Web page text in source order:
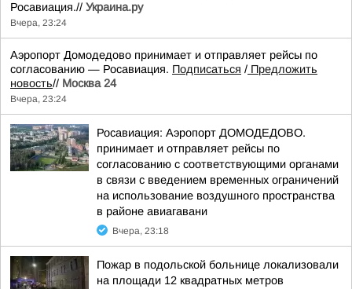
Росавиация.// Украина.ру
Вчера, 23:24
Аэропорт Домодедово принимает и отправляет рейсы по
согласованию — Росавиация. Подписаться / Предложить
новость// Москва 24
Вчера, 23:24
Росавиация: Аэропорт ДОМОДЕДОВО.
принимает и отправляет рейсы по
согласованию с соответствующими органами
в связи с введением временных ограничений
на использование воздушного пространства
в районе авиагавани
Вчера, 23:18
Пожар в подольской больнице локализовали
на площади 12 квадратных метров